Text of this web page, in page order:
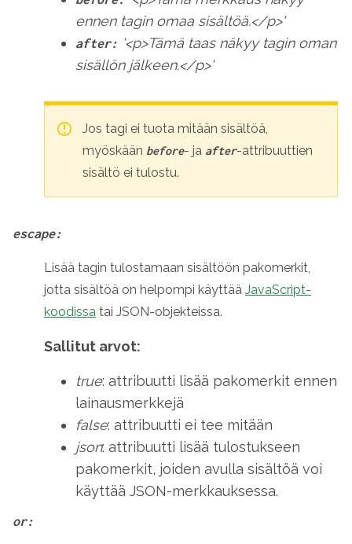
ennen tagin omaa sisältöä.</p>'
after: '<p>Tämä taas näkyy tagin oman
sisällön jälkeen.</p>'
Jos tagi ei tuota mitään sisältöä,
myöskään before- ja after-attribuuttien
sisältö ei tulostu.
escape:
Lisää tagin tulostamaan sisältöön pakomerkit,
jotta sisältöä on helpompi käyttää JavaScript-
koodissa tai JSON-objekteissa.
Sallitut arvot:
true: attribuutti lisää pakomerkit ennen
lainausmerkkejä
false: attribuutti ei tee mitään
json: attribuutti lisää tulostukseen
pakomerkit, joiden avulla sisältöä voi
käyttää JSON-merkkauksessa.
or: